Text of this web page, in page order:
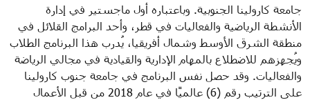
جامعة كارولينا الجنوبية. وباعتباره أول ماجستير في إدارة
الأنشطة الرياضية والفعاليات في قطر، وأحد البرامج القلائل في
منطقة الشرق الأوسط وشمال أفريقيا، يُدرب هذا البرنامج الطلاب
ويُجهزهم للاضطلاع بالمهام الإدارية والقيادية في مجالي الرياضة
والفعاليات. وقد حصل نفس البرنامج في جامعة جنوب كارولينا
على الترتيب رقم (6) عالميًا في عام 2018 من قبل الأعمال